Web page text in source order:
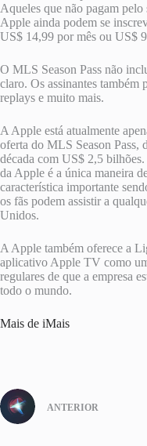
Aqueles que não pagam
Apple ainda podem se
US$ 14,99 por mês ou US$
O MLS Season Pass não
claro. Os assinantes
replays e muito mais.
A Apple está atualmente
oferta do MLS Season Pass,
década com US$ 2,5
da Apple é a única maneira
característica importante
os fãs podem assistir a
Unidos.
A Apple também oferece a
aplicativo Apple TV como
regulares de que a empresa
todo o mundo.
Mais de iMais
ANTERIOR